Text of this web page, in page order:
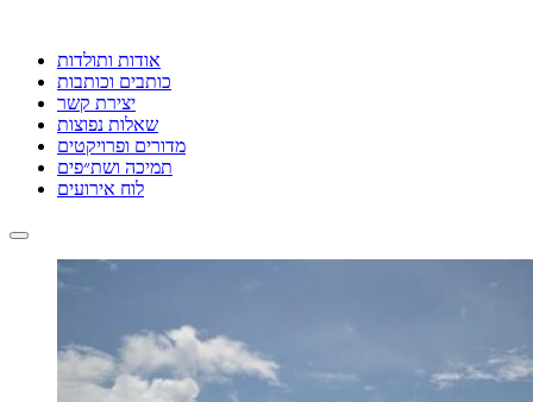
אודות ותולדות
כותבים וכותבות
יצירת קשר
שאלות נפוצות
מדורים ופרויקטים
תמיכה ושת״פים
לוח אירועים